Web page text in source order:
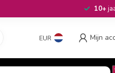
10+
EUR Mijn